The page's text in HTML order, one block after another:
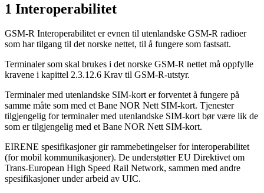
1 Interoperabilitet
GSM-R Interoperabilitet er evnen til utenlandske GSM-R radioer
som har tilgang til det norske nettet, til å fungere som fastsatt.
Terminaler som skal brukes i det norske GSM-R nettet må oppfylle
kravene i kapittel 2.3.12.6 Krav til GSM-R-utstyr.
Terminaler med utenlandske SIM-kort er forventet å fungere på
samme måte som med et Bane NOR Nett SIM-kort. Tjenester
tilgjengelig for terminaler med utenlandske SIM-kort bør være lik de
som er tilgjengelig med et Bane NOR Nett SIM-kort.
EIRENE spesifikasjoner gir rammebetingelser for interoperabilitet
(for mobil kommunikasjoner). De understøtter EU Direktivet om
Trans-European High Speed Rail Network, sammen med andre
spesifikasjoner under arbeid av UIC.